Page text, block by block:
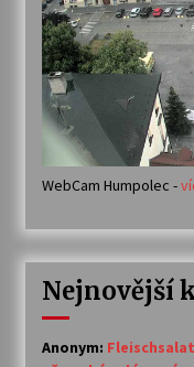
WebCam Humpolec -
Nejnovější
Anonym: